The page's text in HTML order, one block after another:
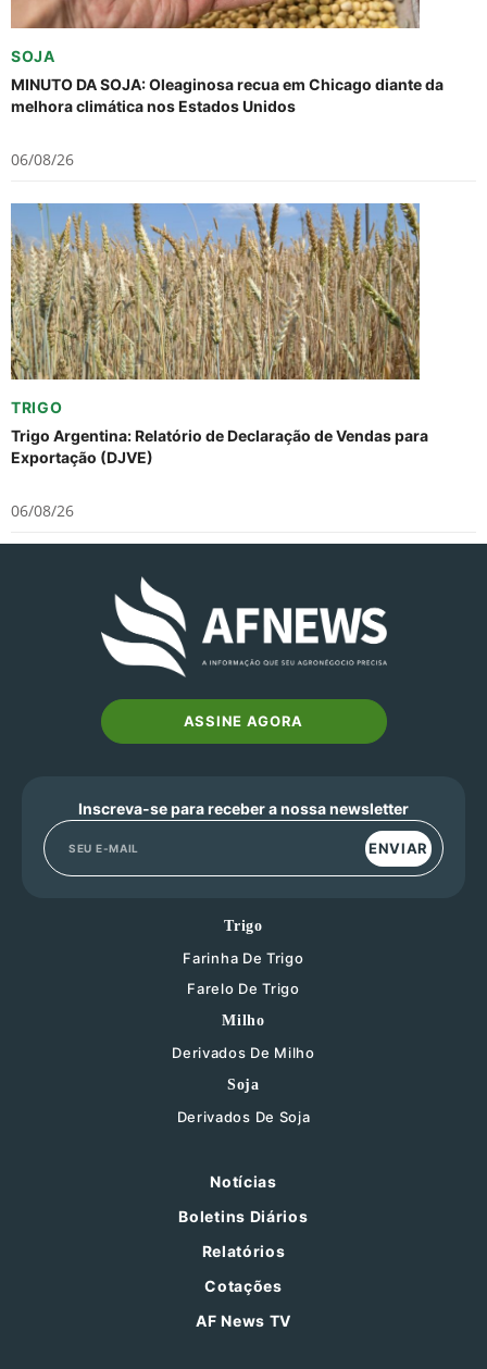
SOJA
MINUTO DA SOJA: Oleaginosa recua em Chicago diante da
melhora climática nos Estados Unidos
06/08/26
TRIGO
Trigo Argentina: Relatório de Declaração de Vendas para
Exportação (DJVE)
06/08/26
ASSINE AGORA
Inscreva-se para receber a nossa newsletter
ENVIAR
Trigo
Farinha De Trigo
Farelo De Trigo
Milho
Derivados De Milho
Soja
Derivados De Soja
Notícias
Boletins Diários
Relatórios
Cotações
AF News TV